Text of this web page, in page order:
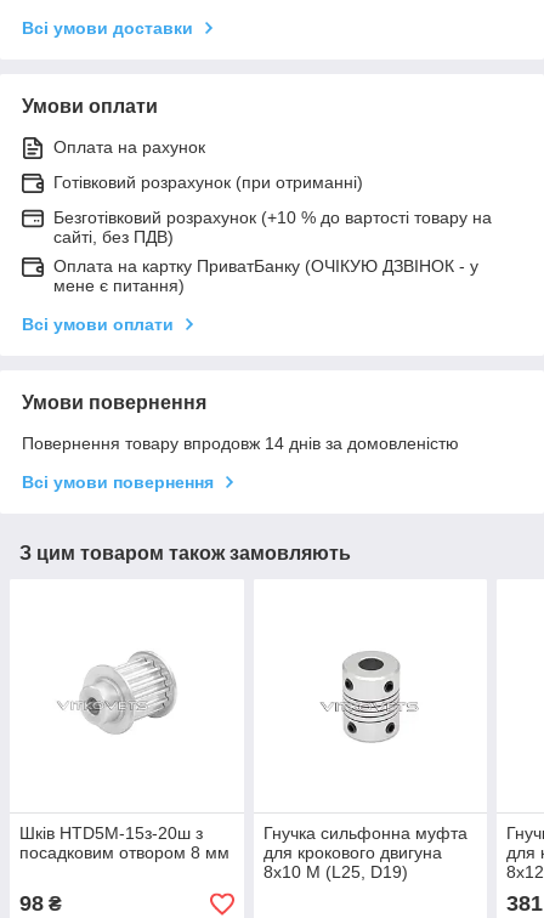
Всі умови доставки
Умови оплати
Оплата на рахунок
Готівковий розрахунок (при отриманні)
Безготівковий розрахунок (+10 % до вартості товару на
сайті, без ПДВ)
Оплата на картку ПриватБанку (ОЧІКУЮ ДЗВІНОК - у
мене є питання)
Всі умови оплати
Умови повернення
Повернення товару впродовж 14 днів за домовленістю
Всі умови повернення
З цим товаром також замовляють
Шків HTD5M-15з-20ш з
посадковим отвором 8 мм
98 ₴
Гнучка сильфонна муфта
для крокового двигуна
8х10 М (L25, D19)
для
381